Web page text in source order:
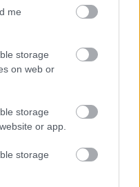
me
storage
on web or
storage
or app.
storage
του Αυγούστου;
Ευρώπη στο κέντρο